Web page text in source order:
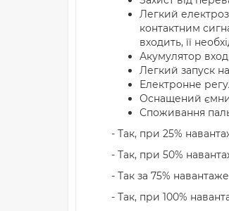
Легкий
контактним
входить, її
Акумулятор
Легкий запуск
Електронне
Оснащений
Споживання
- Так, при 25%
- Так, при 50%
- Так за 75%
- Так, при 100%